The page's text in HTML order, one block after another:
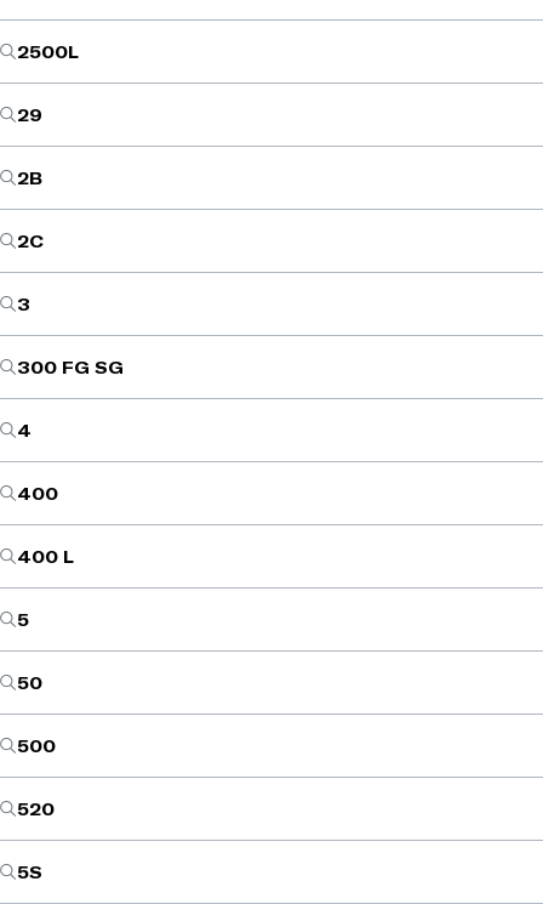
2500L
29
2B
2C
3
300 FG SG
4
400
400 L
5
50
500
520
5S